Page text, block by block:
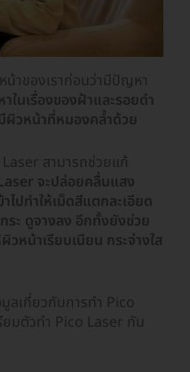
าของเราก่อนว่ามีปัญหา
นเรื่องของฝ้าและรอยดำ
ผิวหน้าที่หมองคล้ำด้วย
สามารถช่วยแก้
จะปล่อยคลื่นแสง
ไปทำให้เม็ดสีแตกละเอียด
ะ ดูจางลง อีกทั้งยังช่วย
วหน้าเรียบเนียน กระจ่างใส
ลเกี่ยวกับการทำ Pico
มตัวทำ Pico Laser กัน